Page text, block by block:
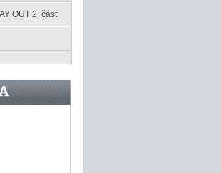
OUT 2. část